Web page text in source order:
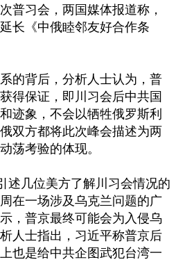
普习会，两国媒体报道称，
长《中俄睦邻友好合作条
的背后，分析人士认为，普
得保证，即川习会后中共国
迹象，不会以牺牲俄罗斯利
双方都将此次峰会描述为两
荡考验的体现。
述几位美方了解川习会情况的
在一场涉及乌克兰问题的广
，普京最终可能会为入侵乌
人士指出，习近平称普京后
也是给中共企图武犯台湾一